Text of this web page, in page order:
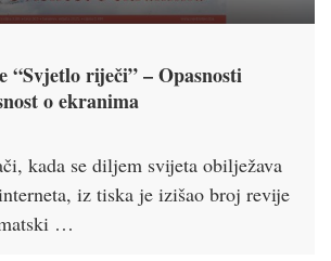
“Svjetlo riječi” – Opasnosti
o ekranima
kada se diljem svijeta obilježava
iz tiska je izišao broj revije
…